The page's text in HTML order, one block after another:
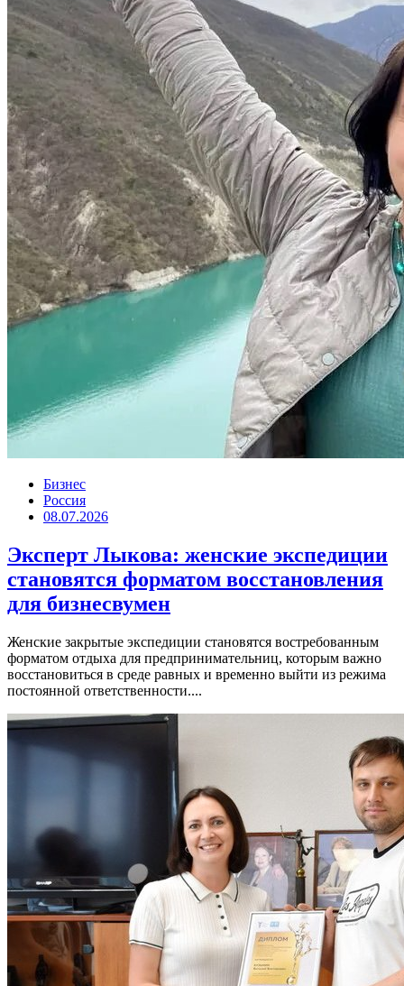
Бизнес
Россия
08.07.2026
Эксперт Лыкова: женские экспедиции
становятся форматом восстановления
для бизнесвумен
Женские закрытые экспедиции становятся востребованным
форматом отдыха для предпринимательниц, которым важно
восстановиться в среде равных и временно выйти из режима
постоянной ответственности....